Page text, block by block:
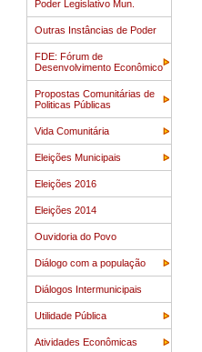
Poder Legislativo Mun.
Outras Instâncias de Poder
FDE: Fórum de
Desenvolvimento Econômico
Propostas Comunitárias de
Politicas Públicas
Vida Comunitária
Eleições Municipais
Eleições 2016
Eleições 2014
Ouvidoria do Povo
Diálogo com a população
Diálogos Intermunicipais
Utilidade Pública
Atividades Econômicas